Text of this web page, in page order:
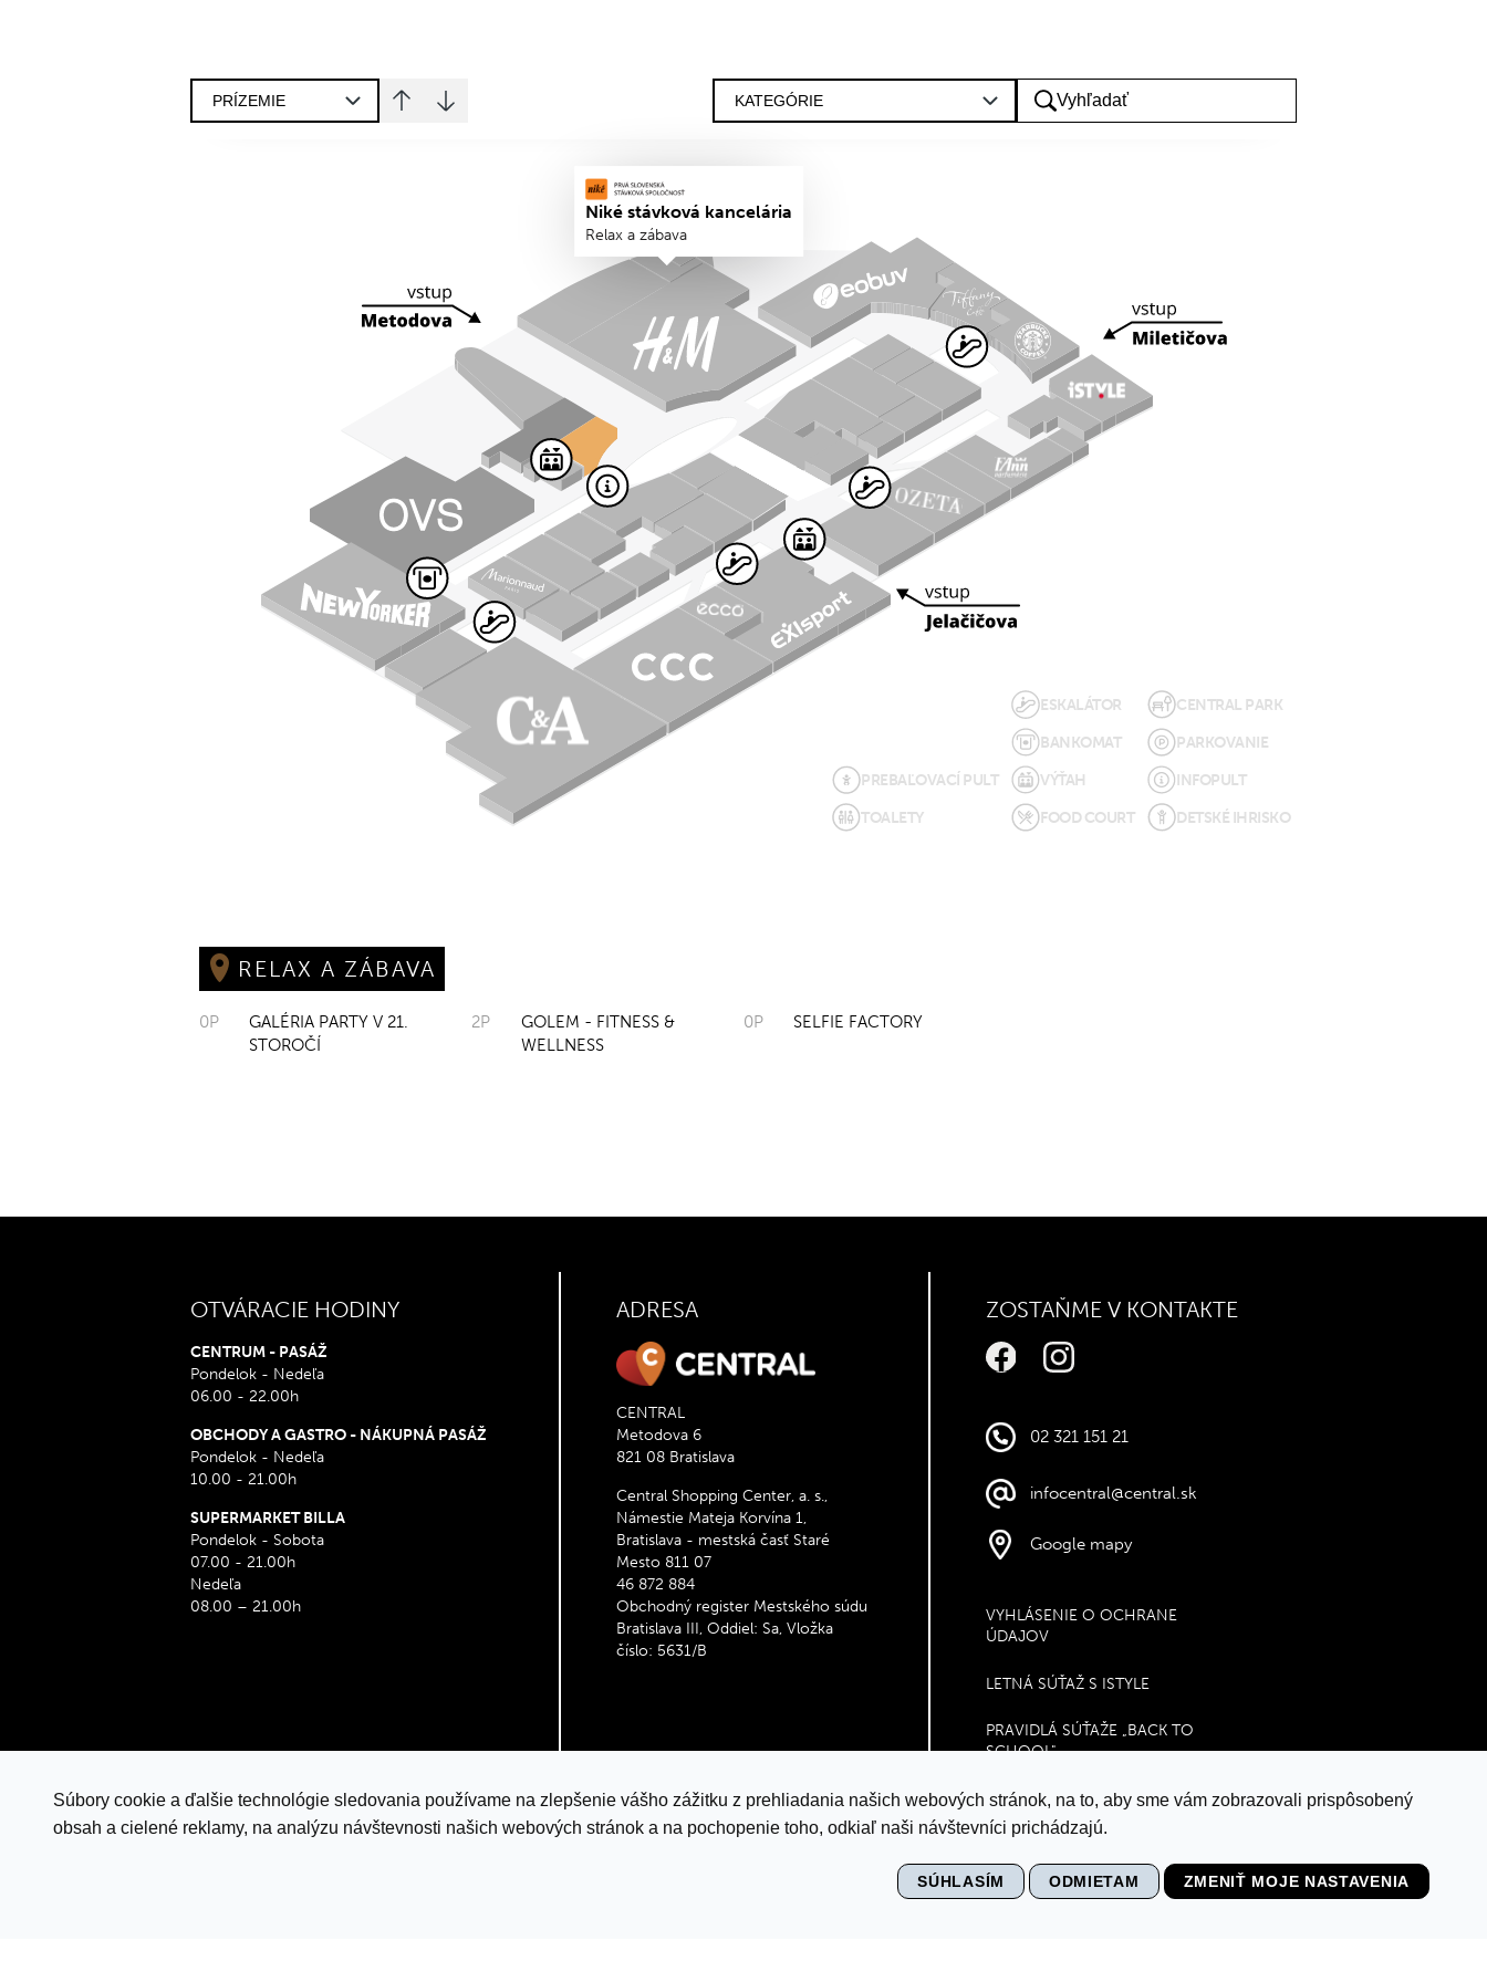
Súbory cookie a ďalšie technológie sledovania používame na zlepšenie vášho zážitku z prehliadania našich webových stránok, na to, aby sme vám zobrazovali prispôsobený
obsah a cielené reklamy, na analýzu návštevnosti našich webových stránok a na pochopenie toho, odkiaľ naši návštevníci prichádzajú.
SÚHLASÍM ODMIETAM ZMENIŤ MOJE NASTAVENIA
PREBAĽOVACÍ PULT
TOALETY
ESKALÁTOR
BANKOMAT
VÝŤAH
FOOD COURT
CENTRAL PARK
PARKOVANIE
INFOPULT
DETSKÉ IHRISKO
Niké stávková kancelária
Relax a zábava
RELAX A ZÁBAVA
0P
GALÉRIA PARTY V 21.
STOROČÍ
2P
GOLEM - FITNESS &
WELLNESS
0P SELFIE FACTORY
OTVÁRACIE HODINY
CENTRUM - PASÁŽ
Pondelok - Nedeľa
06.00 - 22.00h
OBCHODY A GASTRO - NÁKUPNÁ PASÁŽ
Pondelok - Nedeľa
10.00 - 21.00h
SUPERMARKET BILLA
Pondelok - Sobota
07.00 - 21.00h
Nedeľa
08.00 – 21.00h
ADRESA
CENTRAL
Metodova 6
821 08 Bratislava
Central Shopping Center, a. s.,
Námestie Mateja Korvína 1,
Bratislava - mestská časť Staré
Mesto 811 07
46 872 884
Obchodný register Mestského súdu
Bratislava III, Oddiel: Sa, Vložka
číslo: 5631/B
ZOSTAŇME V KONTAKTE
02 321 151 21
infocentral@central.sk
Google mapy
VYHLÁSENIE O OCHRANE
ÚDAJOV
LETNÁ SÚŤAŽ S ISTYLE
PRAVIDLÁ SÚŤAŽE „BACK TO
SCHOOL"
MULTI
VIDEO MONITORING